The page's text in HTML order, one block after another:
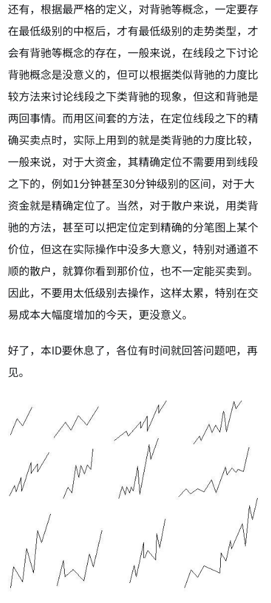
还有，根据最严格的定义，对背驰等概念，一定要存
在最低级别的中枢后，才有最低级别的走势类型，才
会有背驰等概念的存在，一般来说，在线段之下讨论
背驰概念是没意义的，但可以根据类似背驰的力度比
较方法来讨论线段之下类背驰的现象，但这和背驰是
两回事情。而用区间套的方法，在定位线段之下的精
确买卖点时，实际上用到的就是类背驰的力度比较，
一般来说，对于大资金，其精确定位不需要用到线段
之下的，例如1分钟甚至30分钟级别的区间，对于大
资金就是精确定位了。当然，对于散户来说，用类背
驰的方法，甚至可以把定位定到精确的分笔图上某个
价位，但这在实际操作中没多大意义，特别对通道不
顺的散户，就算你看到那价位，也不一定能买卖到。
因此，不要用太低级别去操作，这样太累，特别在交
易成本大幅度增加的今天，更没意义。
好了，本ID要休息了，各位有时间就回答问题吧，再
见。